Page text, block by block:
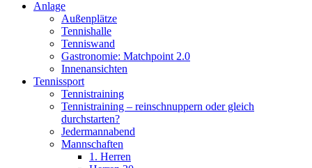
Anlage
Außenplätze
Tennishalle
Tenniswand
Gastronomie: Matchpoint 2.0
Innenansichten
Tennissport
Tennistraining
Tennistraining – reinschnuppern oder gleich
durchstarten?
Jedermannabend
Mannschaften
1. Herren